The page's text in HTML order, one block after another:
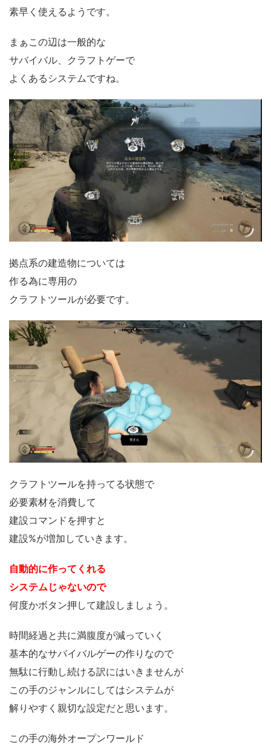
素早く使えるようです。
まぁこの辺は一般的な
サバイバル、クラフトゲーで
よくあるシステムですね。
拠点系の建造物については
作る為に専用の
クラフトツールが必要です。
クラフトツールを持ってる状態で
必要素材を消費して
建設コマンドを押すと
建設%が増加していきます。
自動的に作ってくれる
システムじゃないので
何度かボタン押して建設しましょう。
時間経過と共に満腹度が減っていく
基本的なサバイバルゲーの作りなので
無駄に行動し続ける訳にはいきませんが
この手のジャンルにしてはシステムが
解りやすく親切な設定だと思います。
この手の海外オープンワールド